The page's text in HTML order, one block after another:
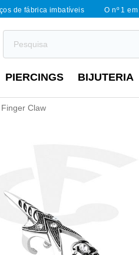
de fábrica imbatíveis O nº 1
PIERCINGS BIJUTERIA
Finger Claw